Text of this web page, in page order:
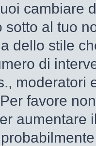
cambiare
sotto al tuo
dello stile
di
moderatori
favore
aumentare